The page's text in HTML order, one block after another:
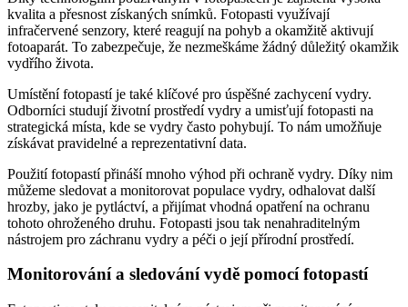
kvalita a přesnost získaných snímků. Fotopasti využívají
infračervené senzory, které reagují na pohyb a okamžitě aktivují
fotoaparát. To zabezpečuje, že nezmeškáme žádný důležitý okamžik
vydřího života.
Umístění fotopastí je také klíčové pro úspěšné zachycení vydry.
Odborníci studují životní prostředí vydry a umisťují fotopasti na
strategická místa, kde se vydry často pohybují. To nám umožňuje
získávat pravidelné a reprezentativní data.
Použití fotopastí přináší mnoho výhod při ochraně vydry. Díky nim
můžeme sledovat a monitorovat populace vydry, odhalovat další
hrozby, jako je pytláctví, a přijímat vhodná opatření na ochranu
tohoto ohroženého druhu. Fotopasti jsou tak nenahraditelným
nástrojem pro záchranu vydry a péči o její přírodní prostředí.
Monitorování a sledování vydě pomocí fotopastí